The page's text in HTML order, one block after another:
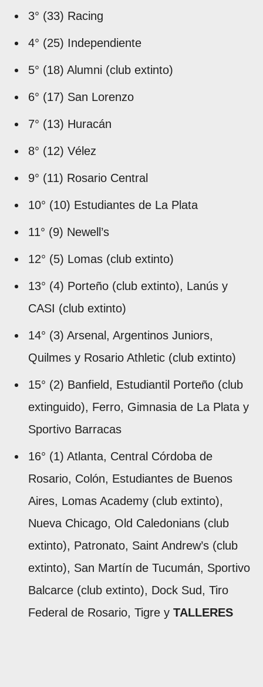
3° (33) Racing
4° (25) Independiente
5° (18) Alumni (club extinto)
6° (17) San Lorenzo
7° (13) Huracán
8° (12) Vélez
9° (11) Rosario Central
10° (10) Estudiantes de La Plata
11° (9) Newell’s
12° (5) Lomas (club extinto)
13° (4) Porteño (club extinto), Lanús y
CASI (club extinto)
14° (3) Arsenal, Argentinos Juniors,
Quilmes y Rosario Athletic (club extinto)
15° (2) Banfield, Estudiantil Porteño (club
extinguido), Ferro, Gimnasia de La Plata y
Sportivo Barracas
16° (1) Atlanta, Central Córdoba de
Rosario, Colón, Estudiantes de Buenos
Aires, Lomas Academy (club extinto),
Nueva Chicago, Old Caledonians (club
extinto), Patronato, Saint Andrew’s (club
extinto), San Martín de Tucumán, Sportivo
Balcarce (club extinto), Dock Sud, Tiro
Federal de Rosario, Tigre y TALLERES